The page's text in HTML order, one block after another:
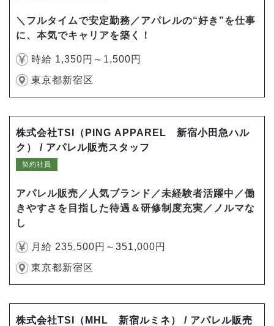
＼フルタイムで安定勤務／アパレルの“好き”を仕事
に、本気でキャリアを築く！
時給 1,350円～1,500円
東京都新宿区
株式会社TSI（PING APPAREL 新宿小田急ハル
ク） / アパレル販売スタッフ
契約社員
アパレル販売／人気ブランド／未経験者活躍中／働
きやすさを目指した待遇＆研修制度充実／ノルマな
し
月給 235,500円～351,000円
東京都新宿区
株式会社TSI（MHL 新宿ルミネ） / アパレル販売